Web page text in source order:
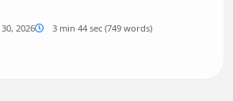
2026 3 min 44 sec (749 words)